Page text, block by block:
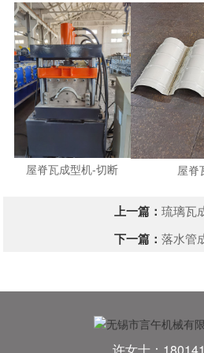
屋脊瓦成型机-切断 屋脊
上一篇： 琉璃瓦
下一篇： 落水管